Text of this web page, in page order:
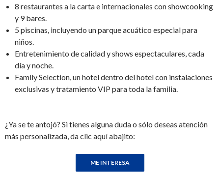
8 restaurantes a la carta e internacionales con showcooking
y 9 bares.
5 piscinas, incluyendo un parque acuático especial para
niños.
Entretenimiento de calidad y shows espectaculares, cada
día y noche.
Family Selection, un hotel dentro del hotel con instalaciones
exclusivas y tratamiento VIP para toda la familia.
¿Ya se te antojó? Si tienes alguna duda o sólo deseas atención
más personalizada, da clic aquí abajito: